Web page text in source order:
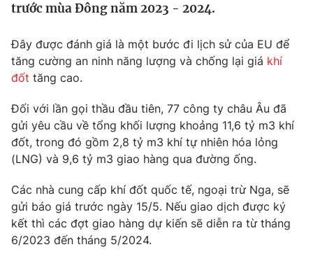
Tin tức
Thế giới đó đây
Câu chuyện quốc tế
Tài chính
Thị trường
Góc doanh nghiệp
Dữ liệu và đời sống
Truyền hình
Phim VTV
Hậu trường
Nhân vật
Khán giả
Giải sao mai
Giải trí
Âm nhạc
Sao
Đời sống
Du lịch
Làm đẹp
Giáo dục
trước mùa Đông năm 2023 - 2024.
Đây được đánh giá là một bước đi lịch sử của EU để
tăng cường an ninh năng lượng và chống lại giá khí
đốt tăng cao.
Đối với lần gọi thầu đầu tiên, 77 công ty châu Âu đã
gửi yêu cầu về tổng khối lượng khoảng 11,6 tỷ m3 khí
đốt, trong đó gồm 2,8 tỷ m3 khí tự nhiên hóa lỏng
(LNG) và 9,6 tỷ m3 giao hàng qua đường ống.
Các nhà cung cấp khí đốt quốc tế, ngoại trừ Nga, sẽ
gửi báo giá trước ngày 15/5. Nếu giao dịch được ký
kết thì các đợt giao hàng dự kiến sẽ diễn ra từ tháng
6/2023 đến tháng 5/2024.